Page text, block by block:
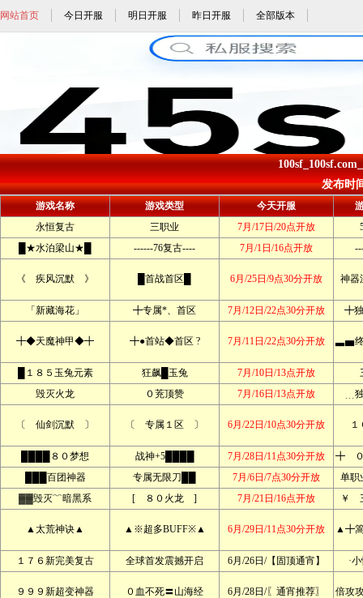
网站首页 今日开服 明日开服 昨日开服 全部版本
发布时
游戏名称 游戏类型 今天开服
永恒复古
三职业 7月/17日/20点开放
█★水泊梁山★█
------76复古---- 7月/1日/16点开放
《 疾风沉默 》 █首战首区█ 6月/25日/9点30分开放 神器
「新藏海花」 ╋专属*、首区 7月/12日/22点30分开放 ╋
╋◆天魔神甲◆╋ ╋●首站◆首区 ? 7月/11日/22点30分开放 ▃▅
█１８５玉兔元素 狂飙█玉兔 7月/10日/13点开放
毁灭火龙
０茺顶赞 7月/16日/13点开放 ﹍
〔 仙剑沉默 〕 〔 专属１区 〕 6月/22日/10点30分开放
████８０梦想 战神+5████ 7月/28日/11点30分开放
╋ ０
███百团神器
专属无限刀██ 7月/6日/7点30分开放
单
▓▓毁灭﹌暗黑系
[ ８０火龙 ] 7月/21日/16点开放 ￥
▲太荒神诀▲ ▲※超多BUFF※▲ 6月/29日/11点30分开放 ▲╋
１７６新完美复古 全球首发震撼开启 6月/26日/【固顶通宵】 ·
９９９新超变神器 ０血不死〓山海经 6月/28日/〖通宵推荐〗 倍攻